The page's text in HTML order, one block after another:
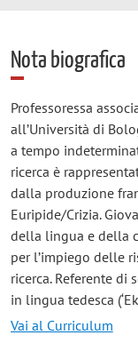
Nota biografica
Professoressa
all’Università di
a tempo
ricerca è
dalla produzione
Euripide/Crizia.
della lingua e della
per l’impiego delle
ricerca. Referente di
in lingua tedesca
Vai al Curriculum